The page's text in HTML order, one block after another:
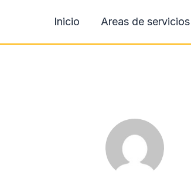
Inicio Areas de servicios